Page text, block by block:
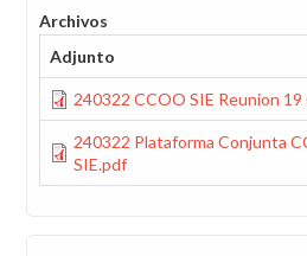
Archivos
Adjunto
240322 CCOO SIE Reunion
240322 Plataforma Conjunta
SIE.pdf